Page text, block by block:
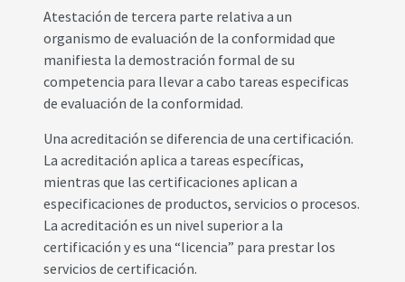
Atestación de tercera parte relativa a un
organismo de evaluación de la conformidad que
manifiesta la demostración formal de su
competencia para llevar a cabo tareas especificas
de evaluación de la conformidad.
Una acreditación se diferencia de una certificación.
La acreditación aplica a tareas específicas,
mientras que las certificaciones aplican a
especificaciones de productos, servicios o procesos.
La acreditación es un nivel superior a la
certificación y es una “licencia” para prestar los
servicios de certificación.